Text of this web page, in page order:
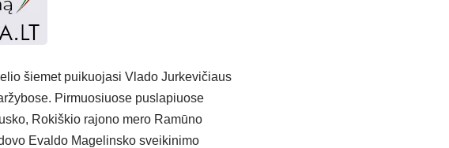
šiemet puikuojasi Vlado Jurkevičiaus
Pirmuosiuose puslapiuose
Rokiškio rajono mero Ramūno
Evaldo Magelinsko sveikinimo